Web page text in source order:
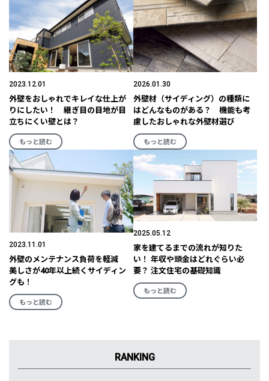
2023.12.01
外壁をおしゃれでキレイな仕上が
りにしたい！ 継ぎ目の目地が目
立ちにくい壁とは？
もっと読む
2026.01.30
外壁材（サイディング）の種類に
はどんなものがある？ 機能も考
慮したおしゃれな外壁材選び
もっと読む
2023.11.01
外壁のメンテナンス負荷を軽減
美しさが40年以上続くサイディン
グも！
もっと読む
2025.05.12
家を建てるまでの流れが知りた
い！ 年収や頭金はどれぐらい必
要？ 注文住宅の基礎知識
もっと読む
RANKING